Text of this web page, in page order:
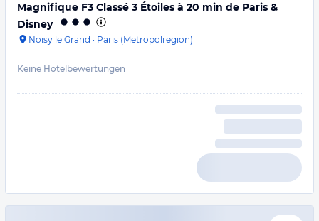
Magnifique F3 Classé 3 Étoiles à 20 min de Paris &
Disney
Noisy le Grand · Paris (Metropolregion)
Keine Hotelbewertungen